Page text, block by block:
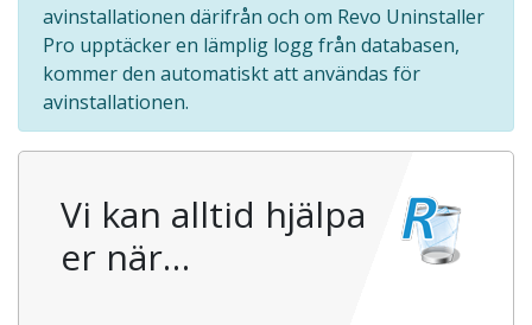
avinstallationen därifrån och om Revo Uninstaller
Pro upptäcker en lämplig logg från databasen,
kommer den automatiskt att användas för
avinstallationen.
Vi kan alltid hjälpa
er när…